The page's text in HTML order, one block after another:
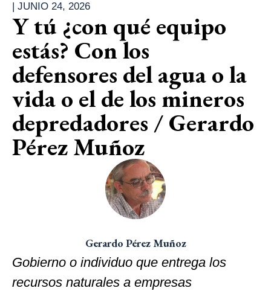
JUNIO 24, 2026
Y tú ¿con qué equipo
estás? Con los
defensores del agua o la
vida o el de los mineros
depredadores / Gerardo
Pérez Muñoz
Gerardo Pérez Muñoz
Gobierno o individuo que entrega los
recursos naturales a empresas